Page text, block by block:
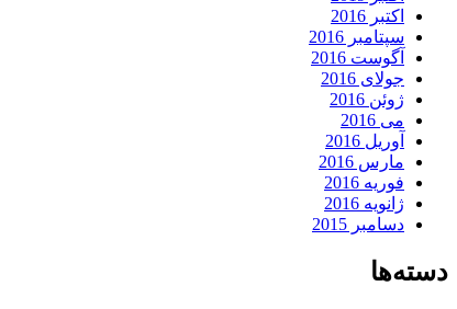
اکتبر 2016
سپتامبر 2016
آگوست 2016
جولای 2016
ژوئن 2016
می 2016
آوریل 2016
مارس 2016
فوریه 2016
ژانویه 2016
دسامبر 2015
دسته‌ها